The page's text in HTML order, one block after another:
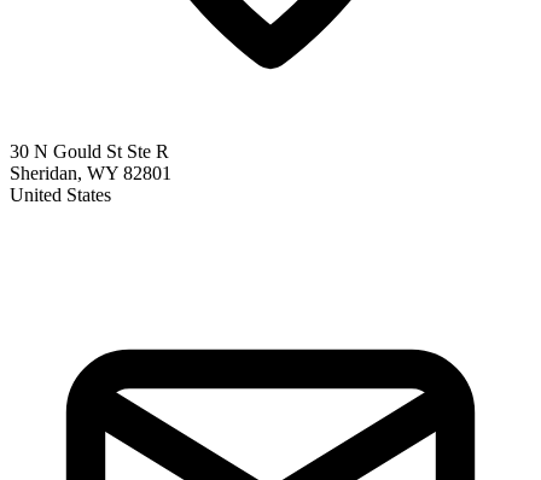
30 N Gould St Ste R
Sheridan, WY 82801
United States